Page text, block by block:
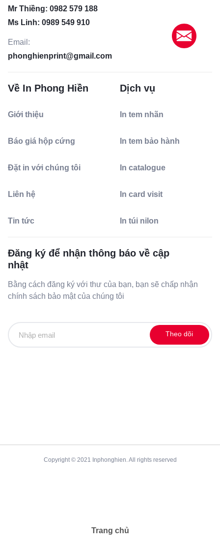
Mr Thiềng: 0982 579 188
Ms Linh: 0989 549 910
Email:
phonghienprint@gmail.com
Về In Phong Hiền
Giới thiệu
Báo giá hộp cứng
Đặt in với chúng tôi
Liên hệ
Tin tức
Dịch vụ
In tem nhãn
In tem bảo hành
In catalogue
In card visit
In túi nilon
Đăng ký để nhận thông báo về cập
nhật
Bằng cách đăng ký với thư của bạn, bạn sẽ chấp nhận
chính sách bảo mật của chúng tôi
Theo dõi
Copyright © 2021 Inphonghien. All rights reserved
Trang chủ